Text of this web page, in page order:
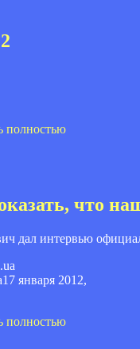
полностью
что
дал интервью
17 января 2012,
полностью